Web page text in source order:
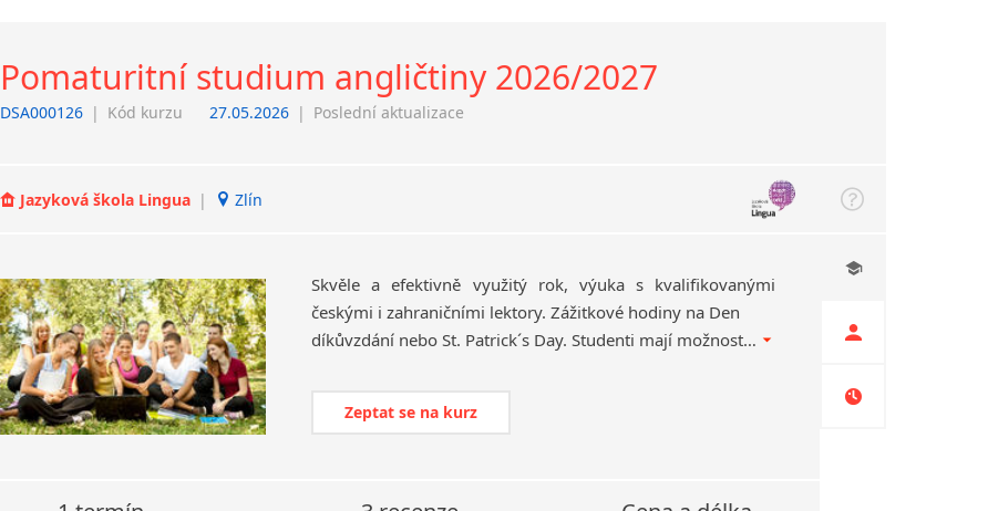
Pomaturitní studium angličtiny 2026/2027
DSA000126 | Kód kurzu 27.05.2026 | Poslední aktualizace
Jazyková škola Lingua | Zlín
Skvěle a efektivně využitý rok, výuka s kvalifikovanými
českými i zahraničními lektory. Zážitkové hodiny na Den
díkůvzdání nebo St. Patrick´s Day. Studenti mají možnost udělat si zkoušku TOEIC anebo se připravit na cambridgeské zkoušky FCE či CAE.
Zeptat se na kurz